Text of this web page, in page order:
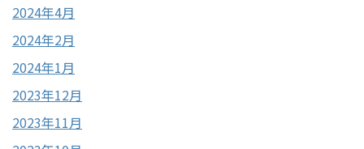
2024年4月
2024年2月
2024年1月
2023年12月
2023年11月